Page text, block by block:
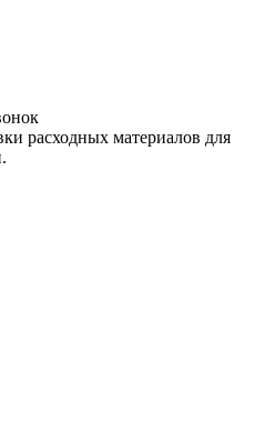
расходных материалов для